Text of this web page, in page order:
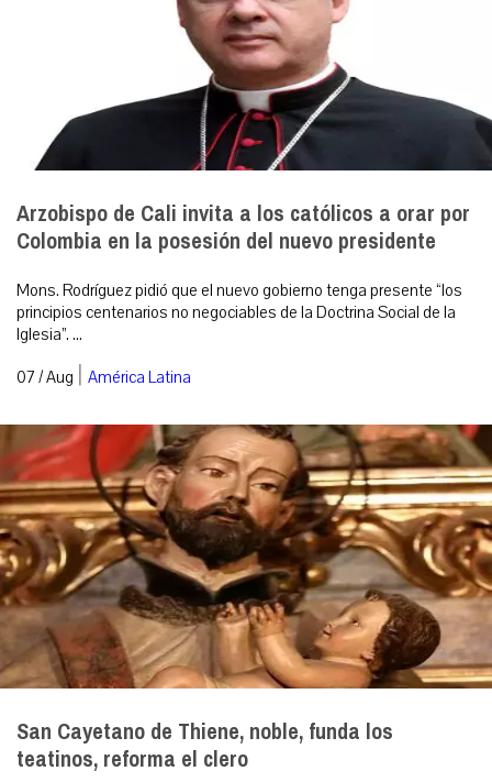
Arzobispo de Cali invita a los católicos a orar por
Colombia en la posesión del nuevo presidente
Mons. Rodríguez pidió que el nuevo gobierno tenga presente “los
principios centenarios no negociables de la Doctrina Social de la
Iglesia”. ...
07 / Aug | América Latina
San Cayetano de Thiene, noble, funda los
teatinos, reforma el clero